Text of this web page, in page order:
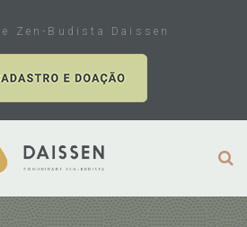
Zen-Budista Daissen